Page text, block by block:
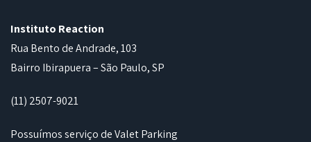
Instituto Reaction
Rua Bento de Andrade, 103
Bairro Ibirapuera – São Paulo, SP
(11) 2507-9021
Possuímos serviço de Valet Parking